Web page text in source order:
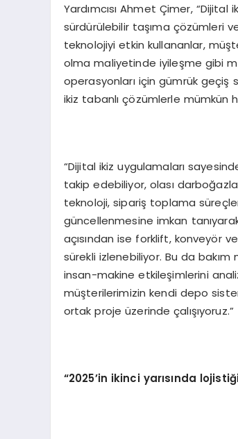
Yardımcısı Ahmet Çimer,
sürdürülebilir taşıma çözümleri
teknolojiyi etkin kullananlar,
olma maliyetinde iyileşme gibi
operasyonları için gümrük geçiş
ikiz tabanlı çözümlerle mümkün
“Dijital ikiz uygulamaları
takip edebiliyor, olası
teknoloji, sipariş toplama
güncellenmesine imkan
açısından ise forklift, konveyör
sürekli izlenebiliyor. Bu da bakım
insan-makine etkileşimlerini
müşterilerimizin kendi depo
ortak proje üzerinde çalışıyoruz.”
“2025’in ikinci yarısında